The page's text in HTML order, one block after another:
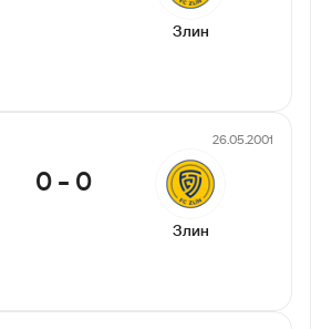
Злин
26.05.2001
0 - 0
Злин